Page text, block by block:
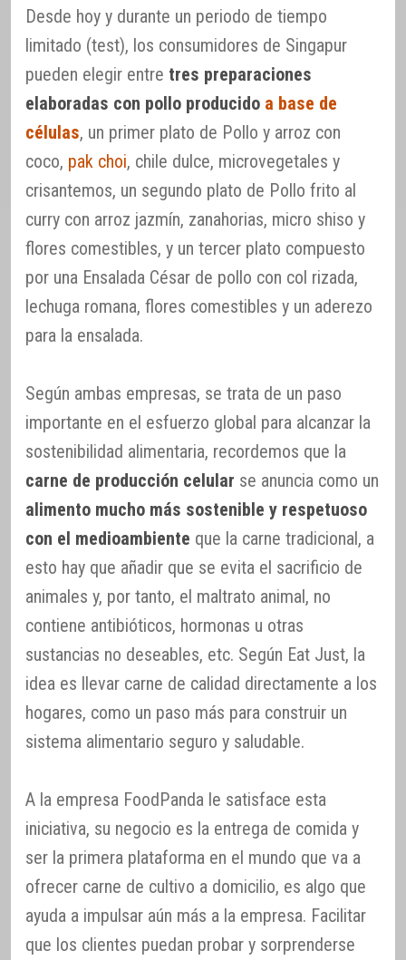
Desde hoy y durante un periodo de tiempo
limitado (test), los consumidores de Singapur
pueden elegir entre tres preparaciones
elaboradas con pollo producido a base de
células, un primer plato de Pollo y arroz con
coco, pak choi, chile dulce, microvegetales y
crisantemos, un segundo plato de Pollo frito al
curry con arroz jazmín, zanahorias, micro shiso y
flores comestibles, y un tercer plato compuesto
por una Ensalada César de pollo con col rizada,
lechuga romana, flores comestibles y un aderezo
para la ensalada.
Según ambas empresas, se trata de un paso
importante en el esfuerzo global para alcanzar la
sostenibilidad alimentaria, recordemos que la
carne de producción celular se anuncia como un
alimento mucho más sostenible y respetuoso
con el medioambiente que la carne tradicional, a
esto hay que añadir que se evita el sacrificio de
animales y, por tanto, el maltrato animal, no
contiene antibióticos, hormonas u otras
sustancias no deseables, etc. Según Eat Just, la
idea es llevar carne de calidad directamente a los
hogares, como un paso más para construir un
sistema alimentario seguro y saludable.
A la empresa FoodPanda le satisface esta
iniciativa, su negocio es la entrega de comida y
ser la primera plataforma en el mundo que va a
ofrecer carne de cultivo a domicilio, es algo que
ayuda a impulsar aún más a la empresa. Facilitar
que los clientes puedan probar y sorprenderse